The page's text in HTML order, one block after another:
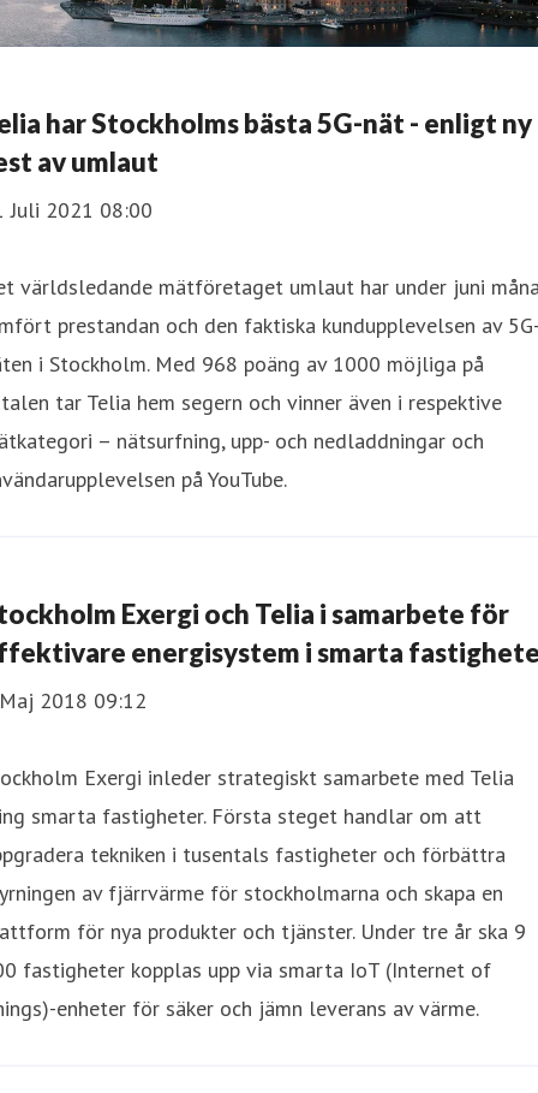
har Stockholms bästa 5G-nät - enligt ny
av umlaut
Juli 2021 08:00
världsledande mätföretaget umlaut har under juni
prestandan och den faktiska kundupplevelsen av
i Stockholm. Med 968 poäng av 1000 möjliga på
tar Telia hem segern och vinner även i respektive
– nätsurfning, upp- och nedladdningar och
på YouTube.
Exergi och Telia i samarbete för
energisystem i smarta
2018 09:12
Exergi inleder strategiskt samarbete med Telia
smarta fastigheter. Första steget handlar om att
tekniken i tusentals fastigheter och förbättra
av fjärrvärme för stockholmarna och skapa en
för nya produkter och tjänster. Under tre år ska 9
fastigheter kopplas upp via smarta IoT (Internet of
enheter för säker och jämn leverans av värme.